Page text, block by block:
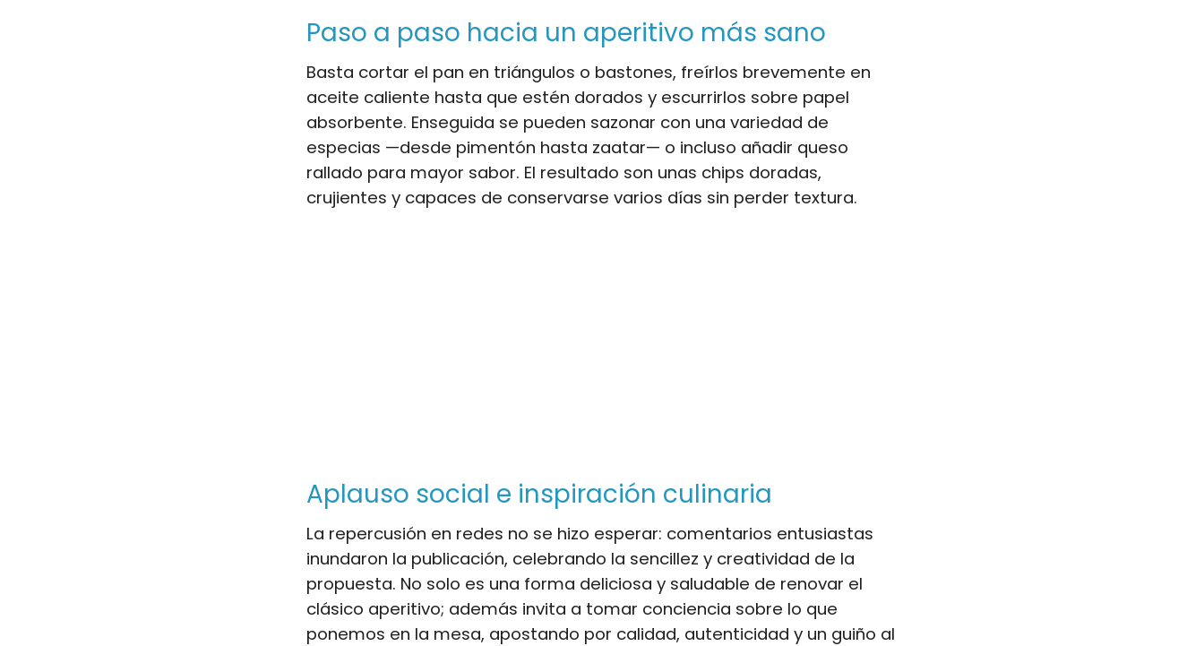
Paso a paso hacia un aperitivo más sano
Basta cortar el pan en triángulos o bastones, freírlos brevemente en
aceite caliente hasta que estén dorados y escurrirlos sobre papel
absorbente. Enseguida se pueden sazonar con una variedad de
especias —desde pimentón hasta zaatar— o incluso añadir queso
rallado para mayor sabor. El resultado son unas chips doradas,
crujientes y capaces de conservarse varios días sin perder textura.
Aplauso social e inspiración culinaria
La repercusión en redes no se hizo esperar: comentarios entusiastas
inundaron la publicación, celebrando la sencillez y creatividad de la
propuesta. No solo es una forma deliciosa y saludable de renovar el
clásico aperitivo; además invita a tomar conciencia sobre lo que
ponemos en la mesa, apostando por calidad, autenticidad y un guiño al